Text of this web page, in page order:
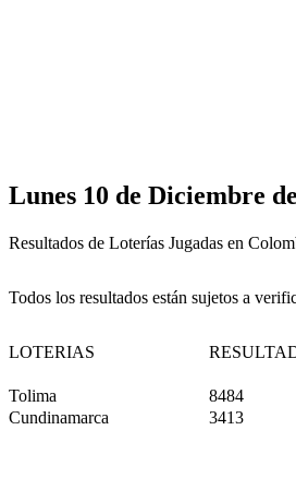
Lunes 10 de Diciembre
Resultados de Loterías Jugadas en
Todos los resultados están sujetos a
LOTERIAS
Tolima
8484
Cundinamarca
3413